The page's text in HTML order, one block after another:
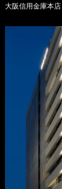
大阪信用金庫本店